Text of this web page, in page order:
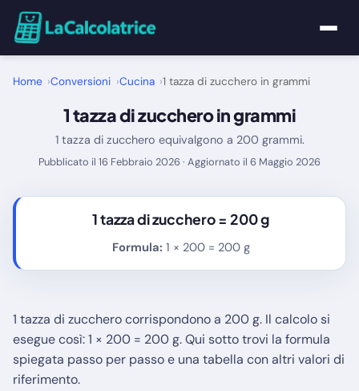
Home
Calcolatrici
Matematica
Tutte le Calcolatrici
Home Conversioni Cucina 1 tazza di zucchero in grammi
1 tazza di zucchero in grammi
1 tazza di zucchero equivalgono a 200 grammi.
Pubblicato il 16 Febbraio 2026 · Aggiornato il 6 Maggio 2026
1 tazza di zucchero = 200 g
Formula: 1 × 200 = 200 g
1 tazza di zucchero corrispondono a 200 g. Il calcolo si
esegue così: 1 × 200 = 200 g. Qui sotto trovi la formula
spiegata passo per passo e una tabella con altri valori di
riferimento.